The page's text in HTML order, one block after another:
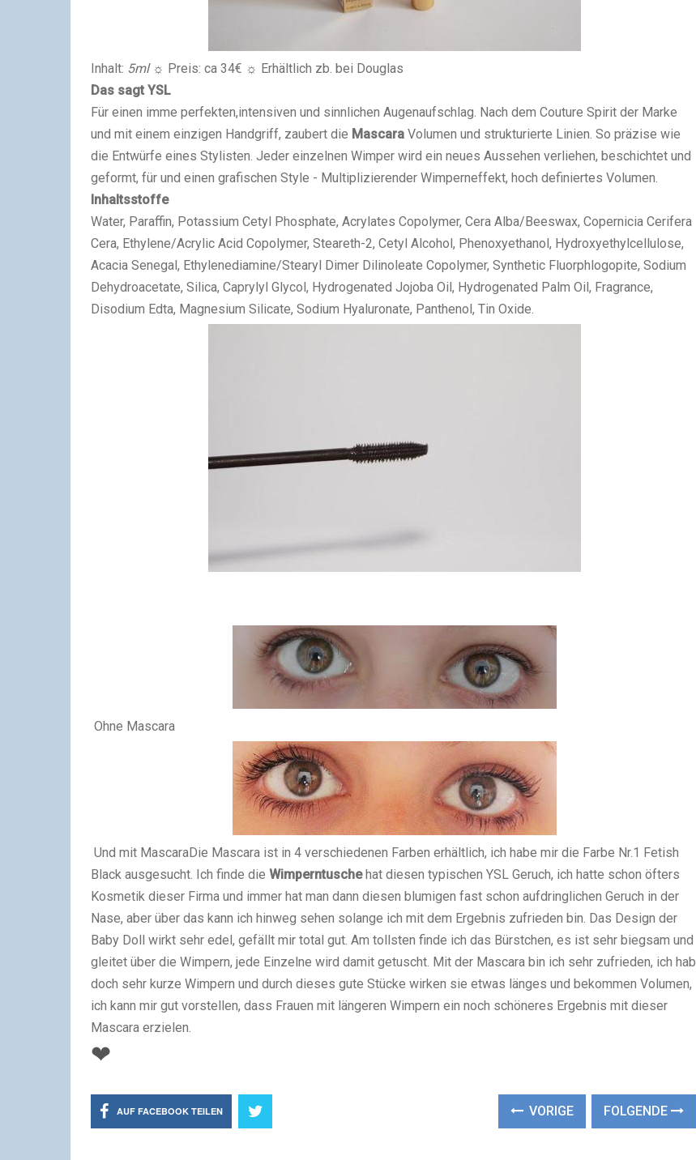
Inhalt: 5ml☼ Preis: ca 34€ ☼ Erhältlich zb. bei Douglas
Das sagt YSL
Für einen imme perfekten,intensiven und sinnlichen Augenaufschlag. Nach dem Couture Spirit der Marke
und mit einem einzigen Handgriff, zaubert die Mascara Volumen und strukturierte Linien. So präzise wie
die Entwürfe eines Stylisten. Jeder einzelnen Wimper wird ein neues Aussehen verliehen, beschichtet und
geformt, für und einen grafischen Style - Multiplizierender Wimperneffekt, hoch definiertes Volumen.
Inhaltsstoffe
Water, Paraffin, Potassium Cetyl Phosphate, Acrylates Copolymer, Cera Alba/Beeswax, Copernicia Cerifera
Cera, Ethylene/Acrylic Acid Copolymer, Steareth-2, Cetyl Alcohol, Phenoxyethanol, Hydroxyethylcellulose,
Acacia Senegal, Ethylenediamine/Stearyl Dimer Dilinoleate Copolymer, Synthetic Fluorphlogopite, Sodium
Dehydroacetate, Silica, Caprylyl Glycol, Hydrogenated Jojoba Oil, Hydrogenated Palm Oil, Fragrance,
Disodium Edta, Magnesium Silicate, Sodium Hyaluronate, Panthenol, Tin Oxide.
Ohne Mascara
Und mit MascaraDie Mascara ist in 4 verschiedenen Farben erhältlich, ich habe mir die Farbe Nr.1 Fetish
Black ausgesucht. Ich finde die Wimperntuschehat diesen typischen YSL Geruch, ich hatte schon öfters
Kosmetik dieser Firma und immer hat man dann diesen blumigen fast schon aufdringlichen Geruch in der
Nase, aber über das kann ich hinweg sehen solange ich mit dem Ergebnis zufrieden bin. Das Design der
Baby Doll wirkt sehr edel, gefällt mir total gut. Am tollsten finde ich das Bürstchen, es ist sehr biegsam und
gleitet über die Wimpern, jede Einzelne wird damit getuscht. Mit der Mascara bin ich sehr zufrieden, ich hab
doch sehr kurze Wimpern und durch dieses gute Stücke wirken sie etwas länges und bekommen Volumen,
ich kann mir gut vorstellen, dass Frauen mit längeren Wimpern ein noch schöneres Ergebnis mit dieser
Mascara erzielen.
❤
AUF FACEBOOK TEILEN VORIGE FOLGENDE